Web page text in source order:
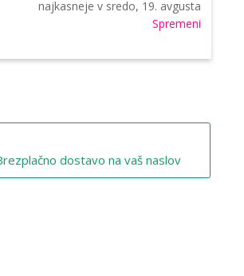
najkasneje v sredo, 19. avgusta
Spremeni
dostavo na vaš naslov